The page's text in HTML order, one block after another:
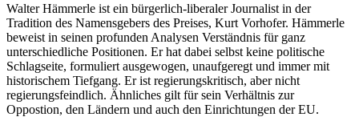
Walter Hämmerle ist ein bürgerlich-liberaler Journalist in der
Tradition des Namensgebers des Preises, Kurt Vorhofer. Hämmerle
beweist in seinen profunden Analysen Verständnis für ganz
unterschiedliche Positionen. Er hat dabei selbst keine politische
Schlagseite, formuliert ausgewogen, unaufgeregt und immer mit
historischem Tiefgang. Er ist regierungskritisch, aber nicht
regierungsfeindlich. Ähnliches gilt für sein Verhältnis zur
Oppostion, den Ländern und auch den Einrichtungen der EU.